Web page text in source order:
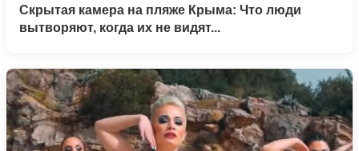
Скрытая камера на пляже Крыма: Что люди
вытворяют, когда их не видят...